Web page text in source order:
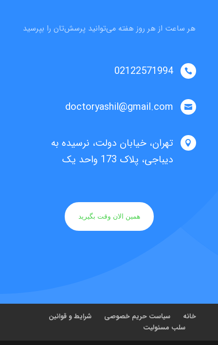
هر ساعت از هر روز هفته می‌توانید پرسش‌تان را بپرسید

02122571994

doctoryashil@gmail.com

تهران، خیابان دولت، نرسیده به
دیباجی، پلاک 173 واحد یک
همین الان وقت بگیرید
خانه سیاست حریم خصوصی
شرایط و قوانین
سلب مسئولیت